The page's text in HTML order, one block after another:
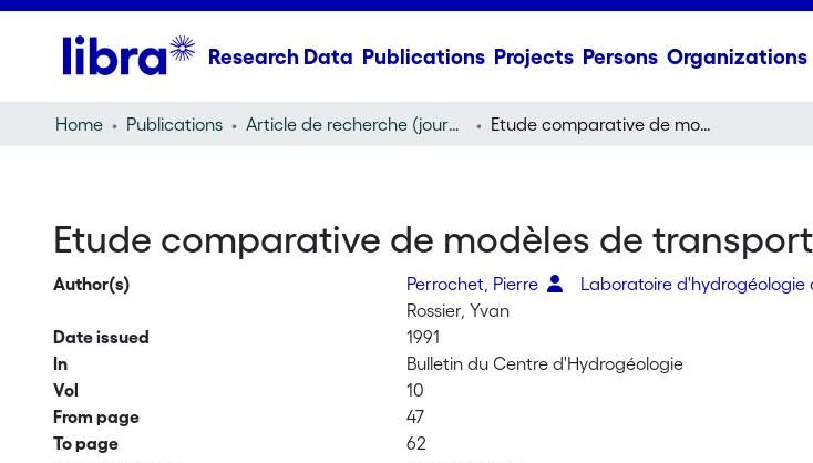
Research Data Publications Projects Persons Organizations
Home Publications Article de recherche (journal article) Etude comparative de modèles de transport appliqués à la convection pure
Etude comparative de modèles de
Author(s) Perrochet, Pierre
Laboratoire
Rossier, Yvan
Date issued
1991
In
Bulletin du Centre d'Hydrogéologie
Vol
10
From page
47
To page
62